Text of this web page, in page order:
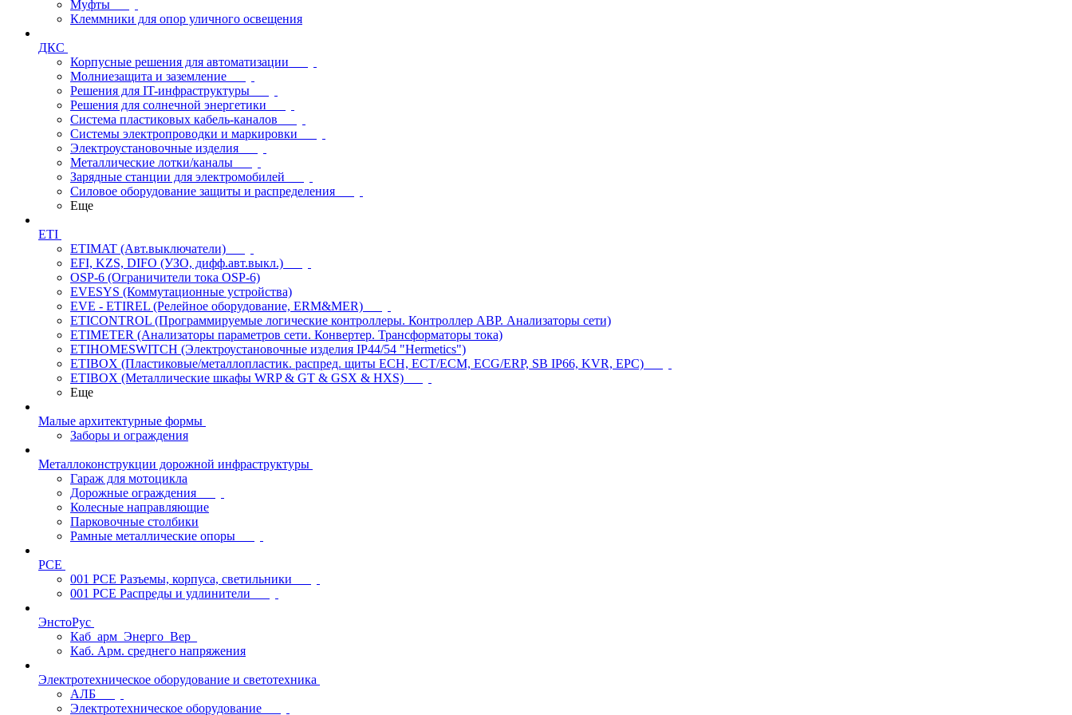
Муфты
Клеммники для опор уличного освещения
ДКС
Корпусные решения для автоматизации
Молниезащита и заземление
Решения для IT-инфраструктуры
Решения для солнечной энергетики
Система пластиковых кабель-каналов
Системы электропроводки и маркировки
Электроустановочные изделия
Металлические лотки/каналы
Зарядные станции для электромобилей
Силовое оборудование защиты и распределения
Еще
ETI
ETIMAT (Авт.выключатели)
EFI, KZS, DIFO (УЗО, дифф.авт.выкл.)
OSP-6 (Ограничители тока OSP-6)
EVESYS (Коммутационные устройства)
EVE - ETIREL (Релейное оборудование, ERM&MER)
ETICONTROL (Программируемые логические контроллеры. Контроллер АВР. Анализаторы сети)
ETIMETER (Анализаторы параметров сети. Конвертер. Трансформаторы тока)
ETIHOMESWITCH (Электроустановочные изделия IP44/54 "Hermetics")
ETIBOX (Пластиковые/металлопластик. распред. щиты ECH, ECT/ECM, ECG/ERP, SB IP66, KVR, EPC)
ETIBOX (Металлические шкафы WRP & GT & GSX & HXS)
Еще
Малые архитектурные формы
Заборы и ограждения
Металлоконструкции дорожной инфраструктуры
Гараж для мотоцикла
Дорожные ограждения
Колесные направляющие
Парковочные столбики
Рамные металлические опоры
PCE
001 PCE Разъемы, корпуса, светильники
001 PCE Распреды и удлинители
ЭнстоРус
Каб_арм_Энерго_Вер_
Каб. Арм. среднего напряжения
Электротехническое оборудование и светотехника
АЛБ
Электротехническое оборудование